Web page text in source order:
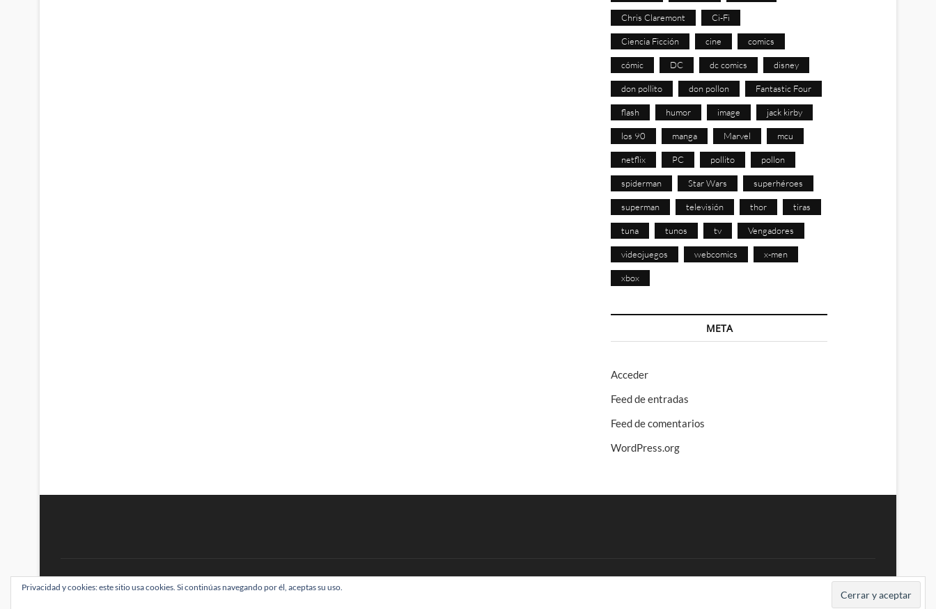
Chris Claremont Ci-Fi
Ciencia Ficción cine comics
cómic DC dc comics disney
don pollito don pollon Fantastic Four
flash humor image jack kirby
los 90 manga Marvel mcu
netflix PC pollito pollon
spiderman Star Wars superhéroes
superman televisión thor tiras
tuna tunos tv Vengadores
videojuegos webcomics x-men
xbox
META
Acceder
Feed de entradas
Feed de comentarios
WordPress.org
BRAINSTOMPING| Diseñado por:Theme Freesia|WordPress| © Todos los derechos reservados
Privacidad y cookies: este sitio usa cookies. Si continúas navegando por él, aceptas su uso.